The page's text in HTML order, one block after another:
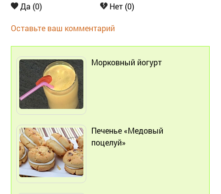
Да (0) Нет (0)
Оставьте ваш комментарий
Морковный йогурт
Печенье «Медовый
поцелуй»